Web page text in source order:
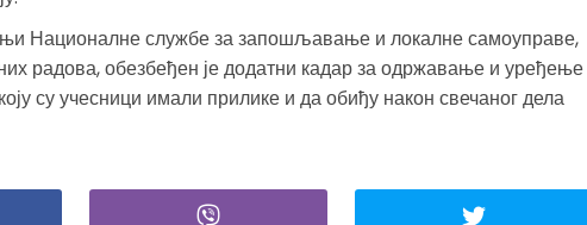
Националне службе за запошљавање и локалне самоуправе,
радова, обезбеђен је додатни кадар за одржавање и уређење
су учесници имали прилике и да обиђу након свечаног дела